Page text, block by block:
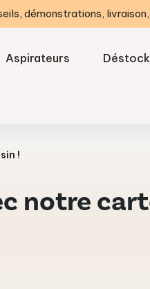
démonstrations,
Aspirateurs
!
notre